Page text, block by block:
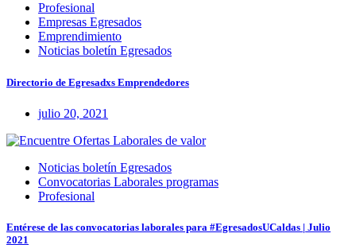
Profesional
Empresas Egresados
Emprendimiento
Noticias boletín Egresados
Directorio de Egresadxs Emprendedores
julio 20, 2021
Noticias boletín Egresados
Convocatorias Laborales programas
Profesional
Entérese de las convocatorias laborales para #EgresadosUCaldas | Julio
2021